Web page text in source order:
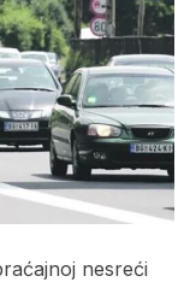
nesreći